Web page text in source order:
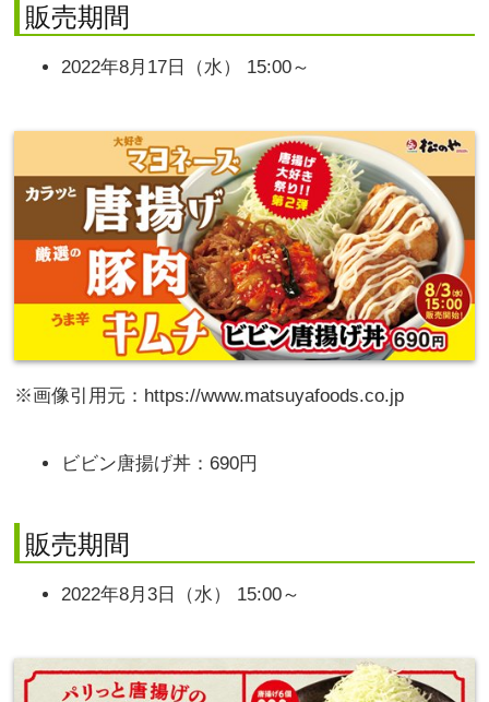
販売期間
2022年8月17日（水） 15:00～
※画像引用元：https://www.matsuyafoods.co.jp
ビビン唐揚げ丼：690円
販売期間
2022年8月3日（水） 15:00～